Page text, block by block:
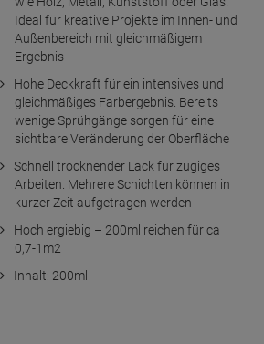
Ideal für kreative Projekte im Innen- und
Außenbereich mit gleichmäßigem
Ergebnis
Hohe Deckkraft für ein intensives und
gleichmäßiges Farbergebnis. Bereits
wenige Sprühgänge sorgen für eine
sichtbare Veränderung der Oberfläche
Schnell trocknender Lack für zügiges
Arbeiten. Mehrere Schichten können in
kurzer Zeit aufgetragen werden
Hoch ergiebig – 200ml reichen für ca
0,7-1m2
Inhalt: 200ml